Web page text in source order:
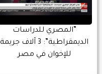
”المصري للدراسات
الديمقراطية”: 3 آلاف جريمة
للإخوان في مصر